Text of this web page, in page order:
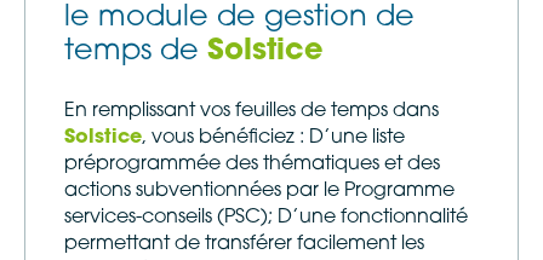
le module de gestion de
temps de Solstice
En remplissant vos feuilles de temps dans
Solstice, vous bénéficiez : D’une liste
préprogrammée des thématiques et des
actions subventionnées par le Programme
services-conseils (PSC); D’une fonctionnalité
permettant de transférer facilement les